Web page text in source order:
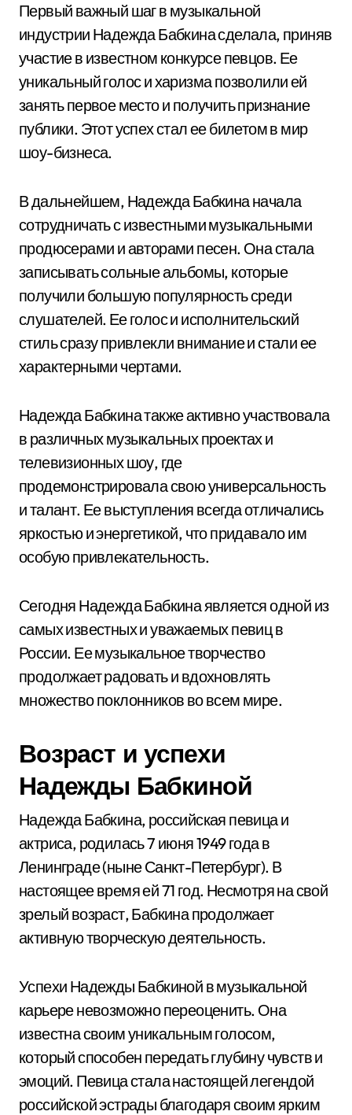
Первый важный шаг в музыкальной
индустрии Надежда Бабкина сделала, приняв
участие в известном конкурсе певцов. Ее
уникальный голос и харизма позволили ей
занять первое место и получить признание
публики. Этот успех стал ее билетом в мир
шоу-бизнеса.
В дальнейшем, Надежда Бабкина начала
сотрудничать с известными музыкальными
продюсерами и авторами песен. Она стала
записывать сольные альбомы, которые
получили большую популярность среди
слушателей. Ее голос и исполнительский
стиль сразу привлекли внимание и стали ее
характерными чертами.
Надежда Бабкина также активно участвовала
в различных музыкальных проектах и
телевизионных шоу, где
продемонстрировала свою универсальность
и талант. Ее выступления всегда отличались
яркостью и энергетикой, что придавало им
особую привлекательность.
Сегодня Надежда Бабкина является одной из
самых известных и уважаемых певиц в
России. Ее музыкальное творчество
продолжает радовать и вдохновлять
множество поклонников во всем мире.
Возраст и успехи
Надежды Бабкиной
Надежда Бабкина, российская певица и
актриса, родилась 7 июня 1949 года в
Ленинграде (ныне Санкт-Петербург). В
настоящее время ей 71 год. Несмотря на свой
зрелый возраст, Бабкина продолжает
активную творческую деятельность.
Успехи Надежды Бабкиной в музыкальной
карьере невозможно переоценить. Она
известна своим уникальным голосом,
который способен передать глубину чувств и
эмоций. Певица стала настоящей легендой
российской эстрады благодаря своим ярким